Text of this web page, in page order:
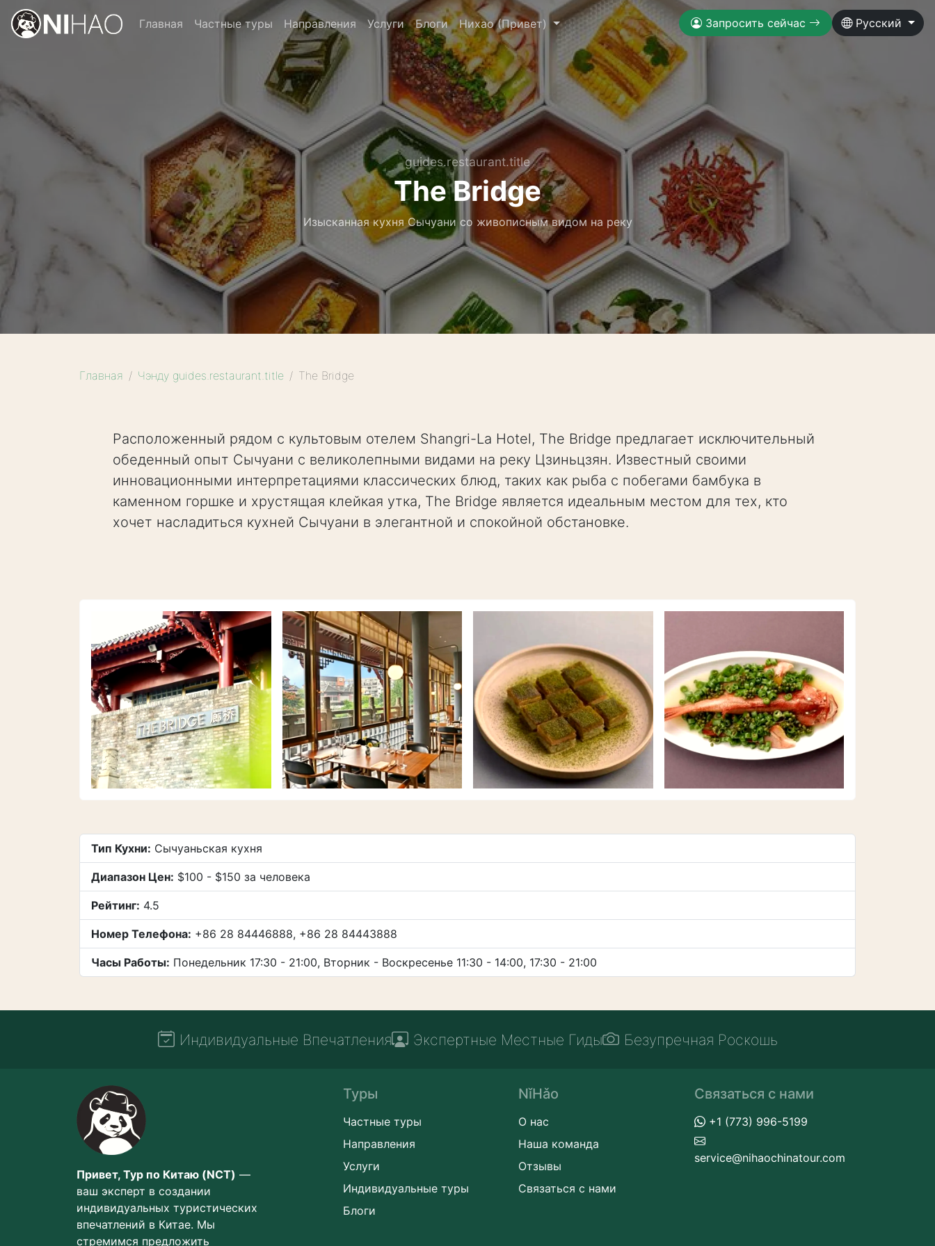
Главная Частные туры Направления Услуги Блоги Нихао (Привет) Запросить сейчас Русский
guides.restaurant.title
The Bridge
Изысканная кухня Сычуани со живописным видом на реку
Главная Чэнду guides.restaurant.title The Bridge
Расположенный рядом с культовым отелем Shangri-La Hotel, The Bridge предлагает исключительный
обеденный опыт Сычуани с великолепными видами на реку Цзиньцзян. Известный своими
инновационными интерпретациями классических блюд, таких как рыба с побегами бамбука в
каменном горшке и хрустящая клейкая утка, The Bridge является идеальным местом для тех, кто
хочет насладиться кухней Сычуани в элегантной и спокойной обстановке.
Тип Кухни: Сычуаньская кухня
Диапазон Цен: $100 - $150 за человека
Рейтинг: 4.5
Номер Телефона: +86 28 84446888, +86 28 84443888
Часы Работы: Понедельник 17:30 - 21:00, Вторник - Воскресенье 11:30 - 14:00, 17:30 - 21:00
Индивидуальные Впечатления Экспертные Местные Гиды Безупречная Роскошь
Привет, Тур по Китаю (NCT) —
ваш эксперт в создании
индивидуальных туристических
впечатлений в Китае. Мы
стремимся предложить
Туры
Частные туры
Направления
Услуги
Индивидуальные туры
Блоги
NǐHǎo
О нас
Наша команда
Отзывы
Связаться с нами
Связаться с нами
+1 (773) 996-5199
service@nihaochinatour.com